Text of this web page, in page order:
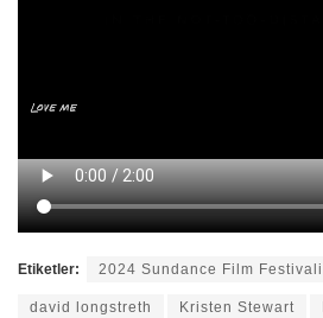
Etiketler: 2024 Sundance Film Festivali
david longstreth Kristen Stewart